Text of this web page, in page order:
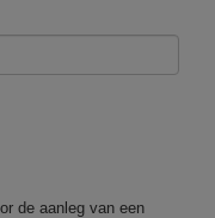
de aanleg van een